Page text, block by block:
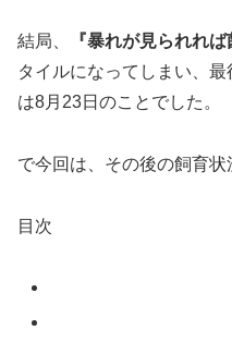
結局、 『暴れが見られれば
タイルになってしまい、
は8月23日のことでした。
で今回は、その後の飼育状
目次